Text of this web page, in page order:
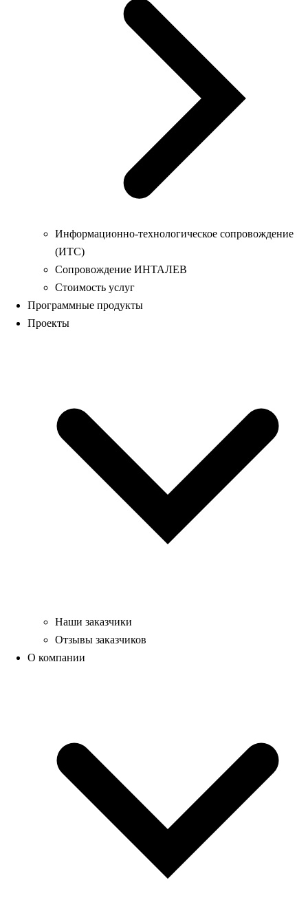
Информационно-технологическое сопровождение
(ИТС)
Сопровождение ИНТАЛЕВ
Стоимость услуг
Программные продукты
Проекты
Наши заказчики
Отзывы заказчиков
О компании